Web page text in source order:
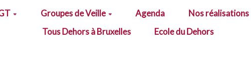
Groupes de Veille Agenda Nos réalisations
Tous Dehors à Bruxelles
Ecole du Dehors